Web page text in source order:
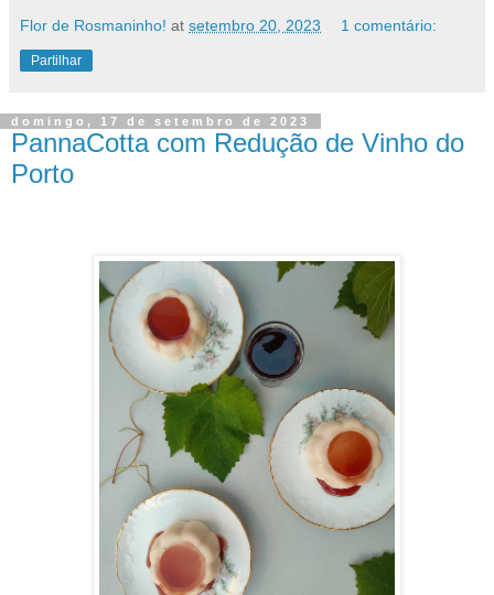
Flor de Rosmaninho! at setembro 20, 2023 1 comentário:
Partilhar
domingo, 17 de setembro de 2023
PannaCotta com Redução de Vinho do
Porto